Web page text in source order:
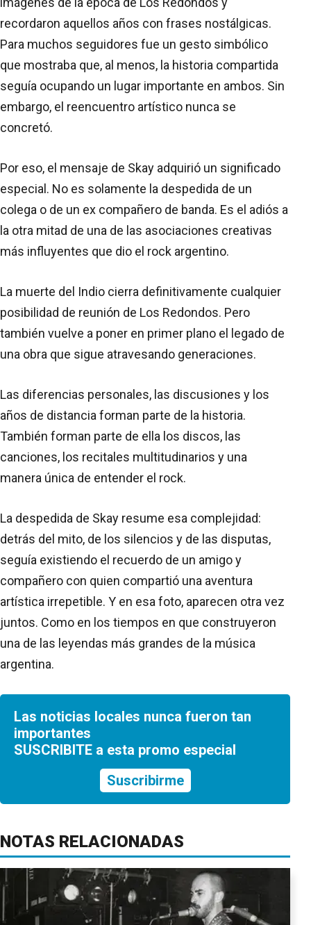
recordaron aquellos años con frases nostálgicas.
Para muchos seguidores fue un gesto simbólico
que mostraba que, al menos, la historia compartida
seguía ocupando un lugar importante en ambos. Sin
embargo, el reencuentro artístico nunca se
concretó.
Por eso, el mensaje de Skay adquirió un significado
especial. No es solamente la despedida de un
colega o de un ex compañero de banda. Es el adiós a
la otra mitad de una de las asociaciones creativas
más influyentes que dio el rock argentino.
La muerte del Indio cierra definitivamente cualquier
posibilidad de reunión de Los Redondos. Pero
también vuelve a poner en primer plano el legado de
una obra que sigue atravesando generaciones.
Las diferencias personales, las discusiones y los
años de distancia forman parte de la historia.
También forman parte de ella los discos, las
canciones, los recitales multitudinarios y una
manera única de entender el rock.
La despedida de Skay resume esa complejidad:
detrás del mito, de los silencios y de las disputas,
seguía existiendo el recuerdo de un amigo y
compañero con quien compartió una aventura
artística irrepetible. Y en esa foto, aparecen otra vez
juntos. Como en los tiempos en que construyeron
una de las leyendas más grandes de la música
argentina.
Las noticias locales nunca fueron tan
importantes
SUSCRIBITE a esta promo especial
Suscribirme
NOTAS RELACIONADAS